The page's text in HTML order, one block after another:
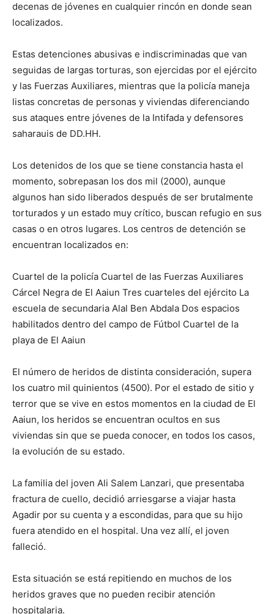
decenas de jóvenes en cualquier rincón en donde sean
localizados.
Estas detenciones abusivas e indiscriminadas que van
seguidas de largas torturas, son ejercidas por el ejército
y las Fuerzas Auxiliares, mientras que la policía maneja
listas concretas de personas y viviendas diferenciando
sus ataques entre jóvenes de la Intifada y defensores
saharauis de DD.HH.
Los detenidos de los que se tiene constancia hasta el
momento, sobrepasan los dos mil (2000), aunque
algunos han sido liberados después de ser brutalmente
torturados y un estado muy crítico, buscan refugio en sus
casas o en otros lugares. Los centros de detención se
encuentran localizados en:
Cuartel de la policía Cuartel de las Fuerzas Auxiliares
Cárcel Negra de El Aaiun Tres cuarteles del ejército La
escuela de secundaria Alal Ben Abdala Dos espacios
habilitados dentro del campo de Fútbol Cuartel de la
playa de El Aaiun
El número de heridos de distinta consideración, supera
los cuatro mil quinientos (4500). Por el estado de sitio y
terror que se vive en estos momentos en la ciudad de El
Aaiun, los heridos se encuentran ocultos en sus
viviendas sin que se pueda conocer, en todos los casos,
la evolución de su estado.
La familia del joven Ali Salem Lanzari, que presentaba
fractura de cuello, decidió arriesgarse a viajar hasta
Agadir por su cuenta y a escondidas, para que su hijo
fuera atendido en el hospital. Una vez allí, el joven
falleció.
Esta situación se está repitiendo en muchos de los
heridos graves que no pueden recibir atención
hospitalaria.